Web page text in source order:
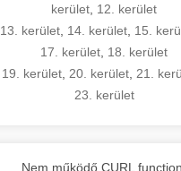
kerület 12. kerület
13. kerület 14. kerület 15.
17. kerület 18. kerület
19. kerület 20. kerület 21.
23. kerület
Nem működő CURL function.